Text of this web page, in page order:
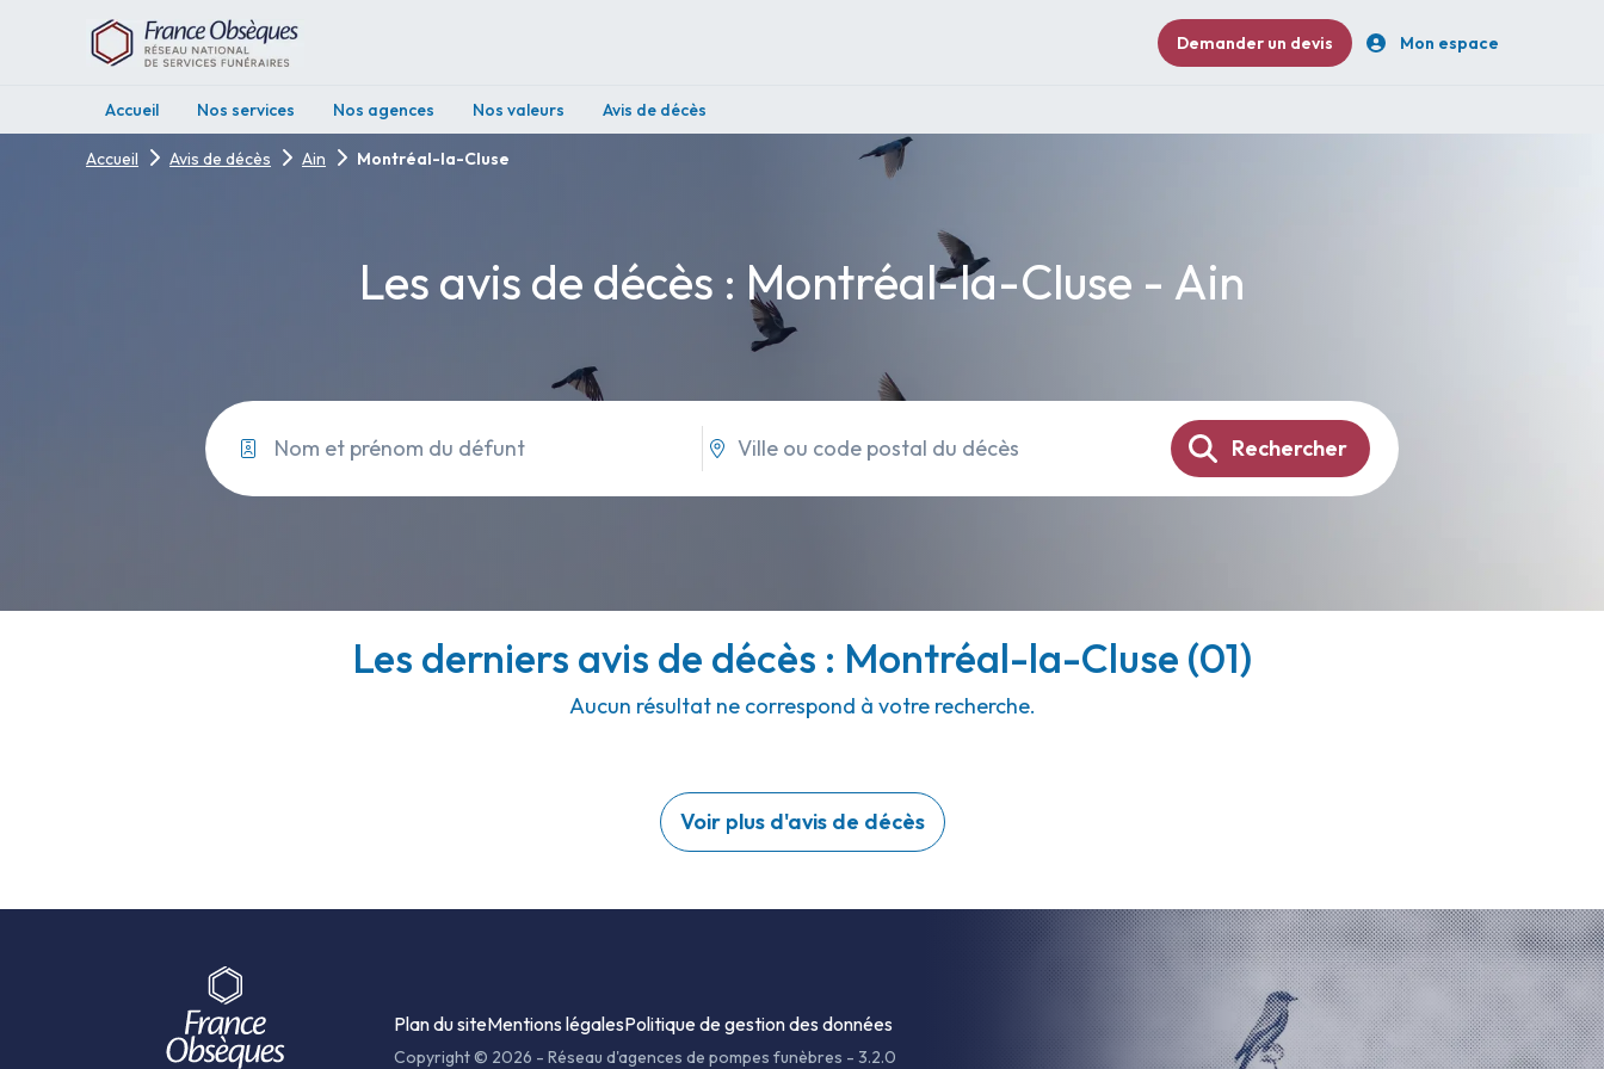
Demander un devis Mon espace
Accueil Nos services Nos agences Nos valeurs Avis de décès
Accueil Avis de décès Ain Montréal-la-Cluse
Les avis de décès : Montréal-la-Cluse - Ain
Rechercher
Les derniers avis de décès : Montréal-la-Cluse (01)
Aucun résultat ne correspond à votre recherche.
Voir plus d'avis de décès
Plan du siteMentions légalesPolitique de gestion des données
Copyright © 2026 - Réseau d'agences de pompes funèbres - 3.2.0